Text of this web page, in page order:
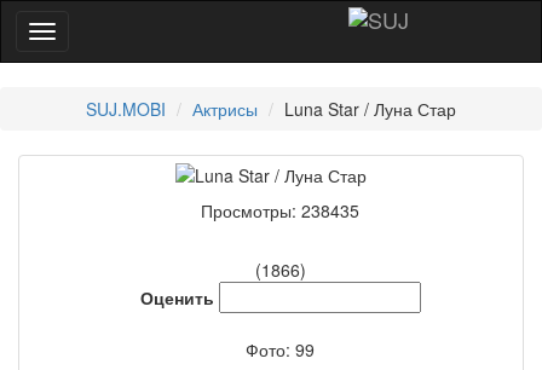
SUJ.MOBI Актрисы Luna Star / Луна Стар
Просмотры: 238435
(1866)
Оценить
Фото: 99